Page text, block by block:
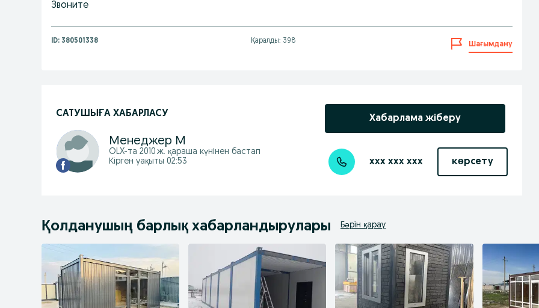
Звоните
ID: 380501338 Қаралды: 398 Шағымдану
САТУШЫҒА ХАБАРЛАСУ
Менеджер M
OLX-та 2010 ж. қараша күнінен бастап
Кірген уақыты 02:53
Хабарлама жіберу
xxx xxx xxx көрсету
Қолданушың барлық хабарландырулары Бәрін қарау